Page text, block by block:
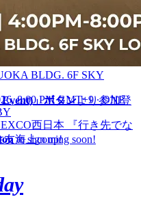
code and enjoy Thursday
」ボタンより参加登
to sign up!
BLDG. 6F SKY
8:00 PM GMT+9∙ONE
西日本 『行き先でな
海上coming soon!